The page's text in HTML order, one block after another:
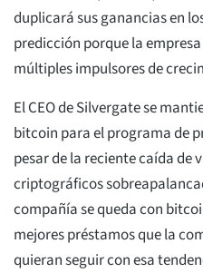
duplicará sus ganancias en
predicción porque la
múltiples impulsores de
El CEO de Silvergate se
bitcoin para el programa de
pesar de la reciente caída de
criptográficos
compañía se queda con
mejores préstamos que la
quieran seguir con esa